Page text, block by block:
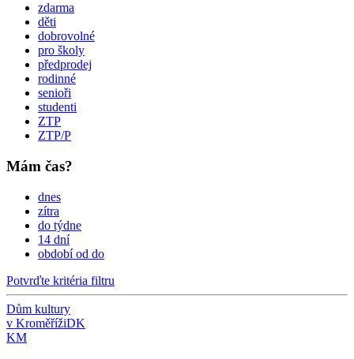
zdarma
děti
dobrovolné
pro školy
předprodej
rodinné
senioři
studenti
ZTP
ZTP/P
Mám čas?
dnes
zítra
do týdne
14 dní
období od do
Potvrďte kritéria filtru
Dům kultury
v KroměřížiDK
KM